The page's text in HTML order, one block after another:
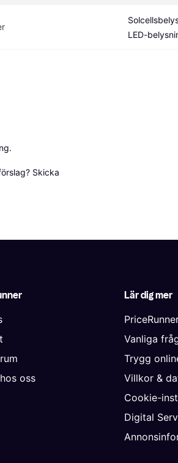
LED-
Skicka
oss
Lär dig mer
Vanliga
Trygg
Villkor &
Cookie-
Digital